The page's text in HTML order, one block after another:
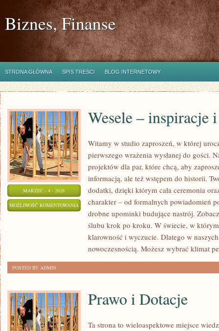
Biznes, Finanse
STRONA GŁÓWNA SPIS TREŚCI BLOG INTERNETOWY
MARZEC - 4 - 2026
MOŻLIWOŚĆ KOMENTOWANIA WESELE
INSPIRACJE
POMYSŁY
Wesele – inspiracje
Witamy w studio zaproszeń, w której
pierwszego wrażenia wysłanej do gości.
projektów dla par, które chcą, aby
informacją, ale też wstępem do historii.
dodatki, dzięki którym cała ceremonia
charakter – od formalnych powiadomień
drobne upominki budujące nastrój.
ślubu krok po kroku. W świecie, w
klarowność i wyczucie. Dlatego w
nowoczesnością. Możesz wybrać klimat
POSTED BY ADMIN
Prawo i Dotacje
Ta strona to wieloaspektowe miejsce